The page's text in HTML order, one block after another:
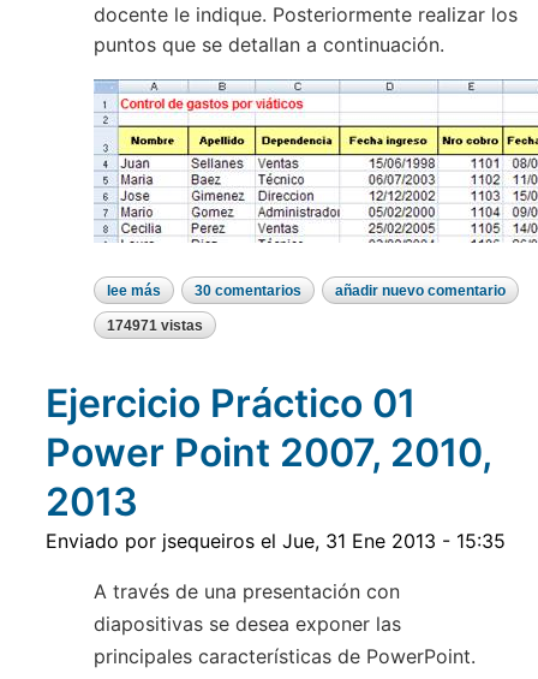
docente le indique. Posteriormente realizar los
puntos que se detallan a continuación.
lee más sobre
ejercicio
práctico
04
2010,
2013
30 comentarios añadir nuevo comentario
174971 vistas
Ejercicio Práctico 01
Power Point 2007, 2010,
2013
Enviado por jsequeiros el Jue, 31 Ene 2013 - 15:35
A través de una presentación con
diapositivas se desea exponer las
principales características de PowerPoint.